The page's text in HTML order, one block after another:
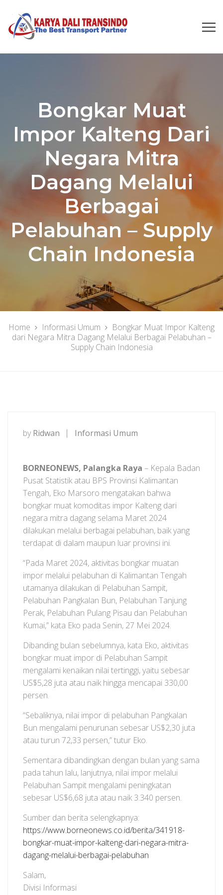
Bongkar Muat
Impor Kalteng Dari
Negara Mitra
Dagang Melalui
Berbagai
Pelabuhan – Supply
Chain Indonesia
Home Informasi Umum
Bongkar Muat Impor Kalteng
dari Negara Mitra Dagang Melalui Berbagai Pelabuhan –
Supply Chain Indonesia
by Ridwan Informasi Umum
BORNEONEWS, Palangka Raya – Kepala Badan
Pusat Statistik atau BPS Provinsi Kalimantan
Tengah, Eko Marsoro mengatakan bahwa
bongkar muat komoditas impor Kalteng dari
negara mitra dagang selama Maret 2024
dilakukan melalui berbagai pelabuhan, baik yang
terdapat di dalam maupun luar provinsi ini.
“Pada Maret 2024, aktivitas bongkar muatan
impor melalui pelabuhan di Kalimantan Tengah
utamanya dilakukan di Pelabuhan Sampit,
Pelabuhan Pangkalan Bun, Pelabuhan Tanjung
Perak, Pelabuhan Pulang Pisau dan Pelabuhan
Kumai,” kata Eko pada Senin, 27 Mei 2024.
Dibanding bulan sebelumnya, kata Eko, aktivitas
bongkar muat impor di Pelabuhan Sampit
mengalami kenaikan nilai tertinggi, yaitu sebesar
US$5,28 juta atau naik hingga mencapai 330,00
persen.
“Sebaliknya, nilai impor di pelabuhan Pangkalan
Bun mengalami penurunan sebesar US$2,30 juta
atau turun 72,33 persen,” tutur Eko.
Sementara dibandingkan dengan bulan yang sama
pada tahun lalu, lanjutnya, nilai impor melalui
Pelabuhan Sampit mengalami peningkatan
sebesar US$6,68 juta atau naik 3.340 persen.
Sumber dan berita selengkapnya:
https://www.borneonews.co.id/berita/341918-
bongkar-muat-impor-kalteng-dari-negara-mitra-
dagang-melalui-berbagai-pelabuhan
Salam,
Divisi Informasi